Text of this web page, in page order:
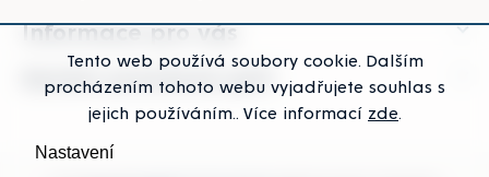
Tento web používá soubory cookie. Dalším
procházením tohoto webu vyjadřujete souhlas s
jejich používáním.. Více informací zde.
Nastavení
Informace pro vás
Kachní prachové peří